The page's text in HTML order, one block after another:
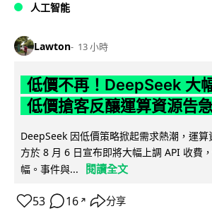
人工智能
Lawton 13 小時
低價不再！DeepSeek 大
低價搶客反釀運算資源告
DeepSeek 因低價策略掀起需求熱潮，運算
方於 8 月 6 日宣布即將大幅上調 API 收費
幅。事件與...
閱讀全文
53 16 ↗ 分享